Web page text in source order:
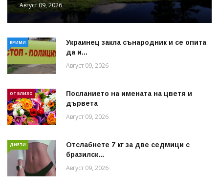
Август 09, 2026
КРИМИ
Украинец закла сънародник и се опита
да и...
Август 09, 2026
ОТ БЛИЗО
Посланието на имената на цветя и
дървета
Август 09, 2026
ДИЕТИ
Отслабнете 7 кг за две седмици с
бразилск...
Август 09, 2026